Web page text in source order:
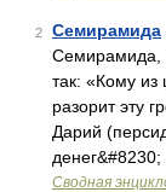
2 Семирамида
Семирамида,
так: «Кому из
разорит эту
Дарий
денег&#8230;
Сводная